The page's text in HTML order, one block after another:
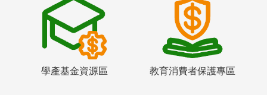
學產基金資源區 教育消費者保護專區